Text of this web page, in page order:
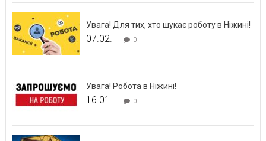
Увага! Для тих, хто шукає роботу в Ніжині!
07.02. 0
Увага! Робота в Ніжині!
16.01. 0